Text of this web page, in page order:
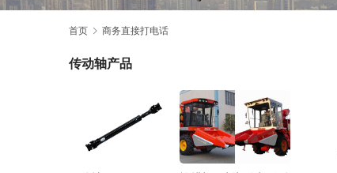
首页 商务直接打电话
传动轴产品